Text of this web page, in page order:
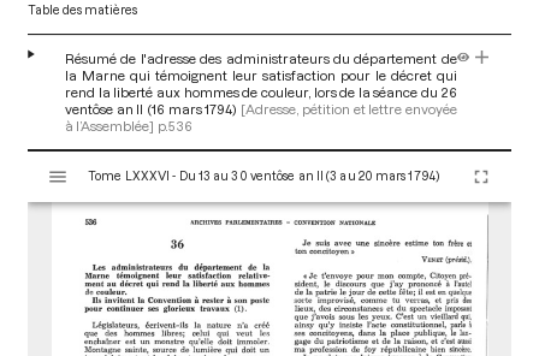
Table des matières
Résumé de l'adresse des administrateurs du département de
la Marne qui témoignent leur satisfaction pour le décret qui
rend la liberté aux hommes de couleur, lors de la séance du 26
ventôse an II (16 mars 1794) [Adresse, pétition et lettre envoyée
à l’Assemblée] p.536
s
Tome LXXXVI - Du 13 au 30 ventôse an II (3 au 20 mars 1794)